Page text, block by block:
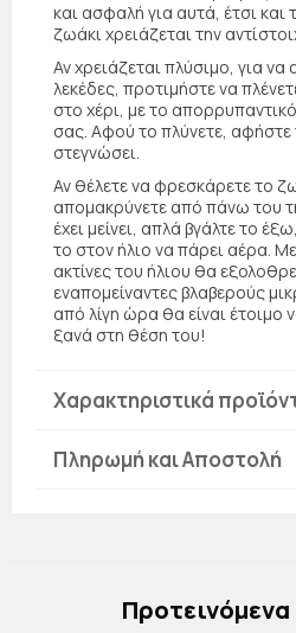
και ασφαλή για αυτά, έτσι και
ζωάκι χρειάζεται την
Αν χρειάζεται πλύσιμο, για
λεκέδες, προτιμήστε να
στο χέρι, με το
σας. Αφού το πλύνετε, αφήστε
στεγνώσει.
Αν θέλετε να φρεσκάρετε το
απομακρύνετε από πάνω του
έχει μείνει, απλά βγάλτε τo
το στον ήλιο να πάρει αέρα.
ακτίνες του ήλιου θα
εναπομείναντες βλαβερούς
από λίγη ώρα θα είναι έτοιμο
ξανά στη θέση του!
Χαρακτηριστικά
Πληρωμή και Αποστολή